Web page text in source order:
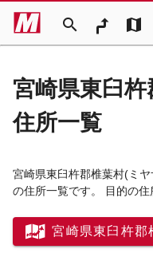
search map
宮崎県東臼杵
住所一覧
宮崎県東臼杵郡椎葉村(ミヤ
の住所一覧です。 目的の住
宮崎県東臼杵郡